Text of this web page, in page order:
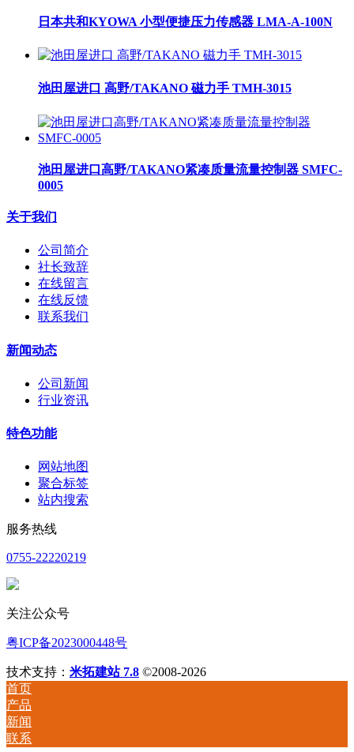
日本共和KYOWA 小型便捷压力传感器 LMA-A-100N
池田屋进口 高野/TAKANO 磁力手 TMH-3015
池田屋进口高野/TAKANO紧凑质量流量控制器 SMFC-
0005
关于我们
公司简介
社长致辞
在线留言
在线反馈
联系我们
新闻动态
公司新闻
行业资讯
特色功能
网站地图
聚合标签
站内搜索
服务热线
0755-22220219
关注公众号
粤ICP备2023000448号
技术支持： 米拓建站 7.8 ©2008-2026
首页
产品
新闻
联系